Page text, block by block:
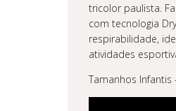
tricolor paulista.
com tecnologia
respirabilidade,
atividades
Tamanhos Infantis